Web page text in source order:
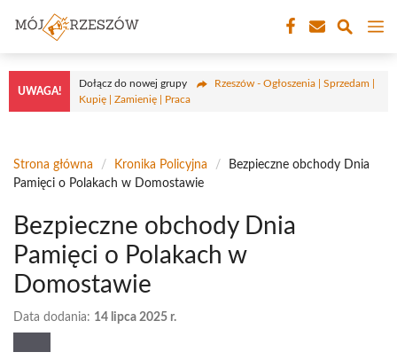
treści
UWAGA!
Dołącz do nowej grupy
Rzeszów - Ogłoszenia | Sprzedam |
Kupię | Zamienię | Praca
Strona główna / Kronika Policyjna /
Bezpieczne obchody Dnia
Pamięci o Polakach w Domostawie
Bezpieczne obchody Dnia
Pamięci o Polakach w
Domostawie
Data dodania: 14 lipca 2025 r.